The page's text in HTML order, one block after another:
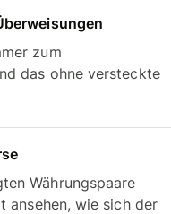
zum
das ohne versteckte
Währungspaare
ansehen, wie sich der